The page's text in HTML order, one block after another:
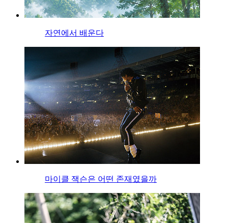
자연에서 배운다
마이클 잭슨은 어떤 존재였을까